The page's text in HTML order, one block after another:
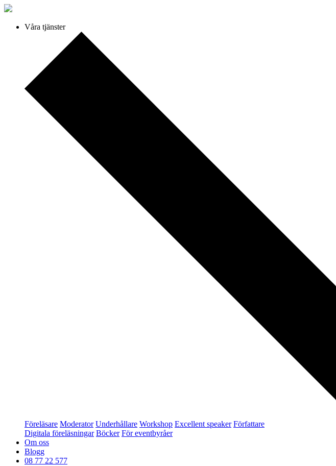
Våra tjänster
Föreläsare Moderator Underhållare Workshop Excellent speaker Författare
Digitala föreläsningar Böcker För eventbyråer
Om oss
Blogg
08 77 22 577